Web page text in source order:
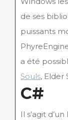
de ses
puissants
a été
Souls, Elder
C#
Il s’agit